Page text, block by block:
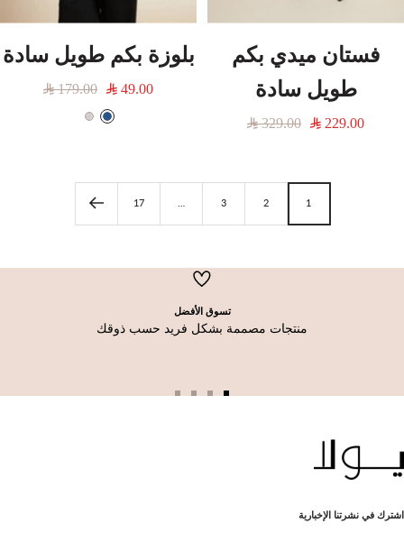
فستان ميدي بكم
طويل سادة
السعر
229.00
السعر
329.00
بلوزة بكم طويل سادة
السعر
المخفَّض
49.00
السعر
العادي
179.00
أ
أ
1
2
3
17
تسوق الأفضل
منتجات مصممة بشكل فريد حسب ذوقك
اشترك في نشرتنا الإخبارية